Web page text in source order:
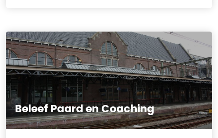
Beleef Paard en Coaching